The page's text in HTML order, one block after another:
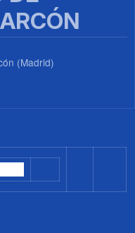
(Madrid)